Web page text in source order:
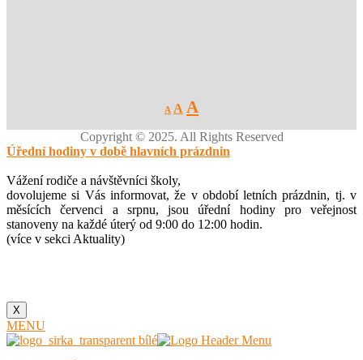
A
Decrease
font
A Reset
font
size.
A
font
size.
Copyright © 2025. All Rights Reserved
Úřední hodiny v době hlavních prázdnin
Vážení rodiče a návštěvníci školy,
dovolujeme si Vás informovat, že v období letních prázdnin, tj. v
měsících červenci a srpnu, jsou úřední hodiny pro veřejnost
stanoveny na každé úterý od 9:00 do 12:00 hodin.
(více v sekci Aktuality)
X
MENU